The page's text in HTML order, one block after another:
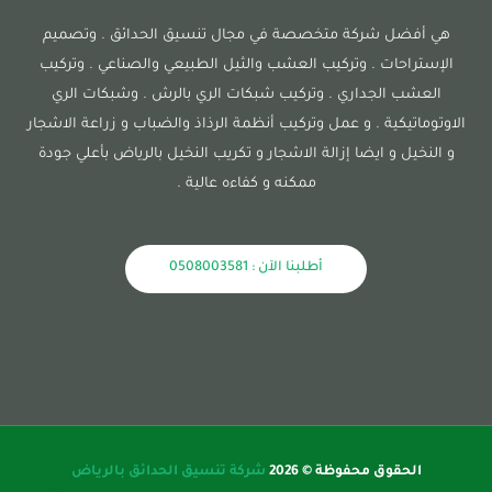
هي أفضل شركة متخصصة في مجال تنسيق الحدائق . وتصميم
الإستراحات . وتركيب العشب والثيل الطبيعي والصناعي . وتركيب
العشب الجداري . وتركيب شبكات الري بالرش . وشبكات الري
الاوتوماتيكية . و عمل وتركيب أنظمة الرذاذ والضباب و زراعة الاشجار
و النخيل و ايضا إزالة الاشجار و تكريب النخيل بالرياض بأعلي جودة
ممكنه و كفاءه عالية .
أطلبنا الآن : 0508003581
الحقوق محفوظة © 2026 شركة تنسيق الحدائق بالرياض